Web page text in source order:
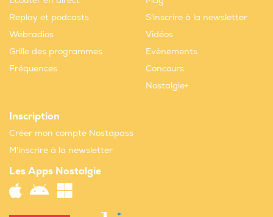
Replay et podcasts
Webradios
Grille des programmes
Fréquences
S'inscrire à la newsletter
Vidéos
Evènements
Concours
Nostalgie+
Inscription
Créer mon compte Nostapass
M'inscrire à la newsletter
Les Apps Nostalgie